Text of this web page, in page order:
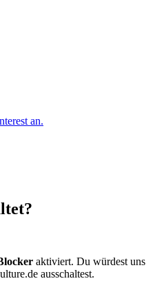
an.
aktiviert. Du würdest uns
ausschaltest.